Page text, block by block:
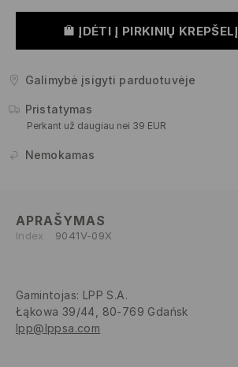
ĮDĖTI Į PIRKINIŲ KREPŠELĮ
Galimybė įsigyti parduotuvėje
Pristatymas
Perkant už daugiau nei 39 EUR
Nemokamas
APRAŠYMAS
Index 9041V-09X
Gamintojas: LPP S.A.
Łąkowa 39/44, 80-769 Gdańsk
lpp@lppsa.com